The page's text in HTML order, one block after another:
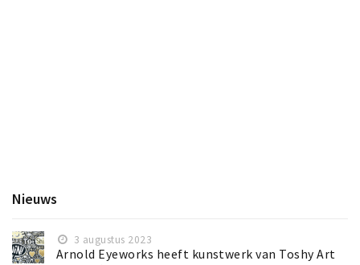
Nieuws
3 augustus 2023
Arnold Eyeworks heeft kunstwerk van Toshy Art